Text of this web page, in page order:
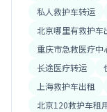
私人救护车转运
北京哪里有救护车
重庆市急救医疗中
长途医疗转运
上海救护车出租
北京120救护车租